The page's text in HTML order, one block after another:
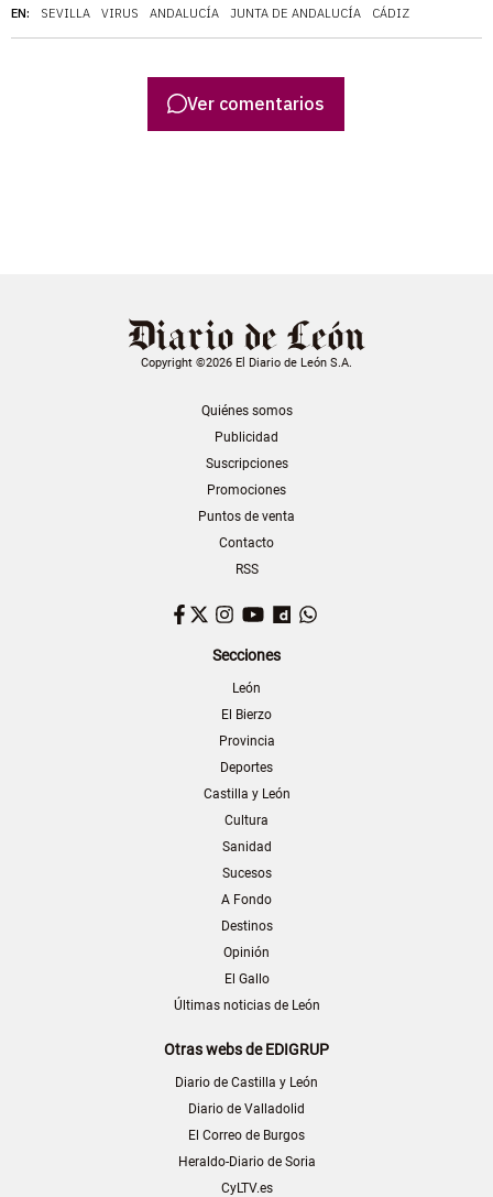
EN: SEVILLA VIRUS ANDALUCÍA JUNTA DE ANDALUCÍA CÁDIZ
Ver comentarios
Copyright ©2026 El Diario de León S.A.
Quiénes somos
Publicidad
Suscripciones
Promociones
Puntos de venta
Contacto
RSS
Facebook
TwitterInstagram
YouTubeDailymotion
Secciones
León
El Bierzo
Provincia
Deportes
Castilla y León
Cultura
Sanidad
Sucesos
A Fondo
Destinos
Opinión
El Gallo
Últimas noticias de León
Otras webs de EDIGRUP
Diario de Castilla y León
Diario de Valladolid
El Correo de Burgos
Heraldo-Diario de Soria
CyLTV.es